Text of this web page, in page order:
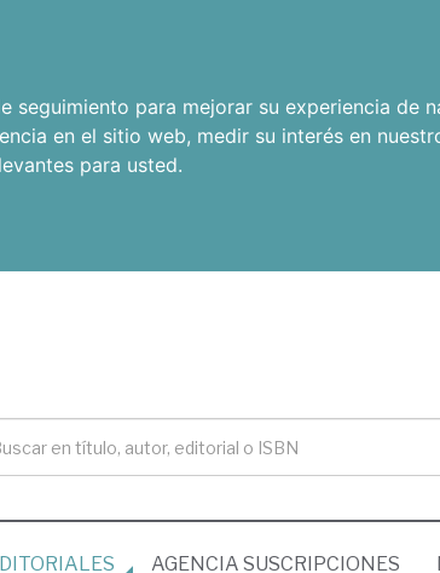
para mejorar su experiencia de
en el sitio web, medir su interés en
para usted.
AGENCIA SUSCRIPCIONES